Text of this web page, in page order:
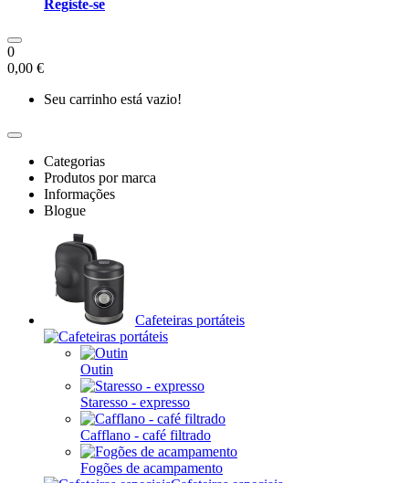
Registe-se
0
0,00 €
Seu carrinho está vazio!
Categorias
Produtos por marca
Informações
Blogue
Cafeteiras portáteis
Outin
Staresso - expresso
Cafflano - café filtrado
Fogões de acampamento